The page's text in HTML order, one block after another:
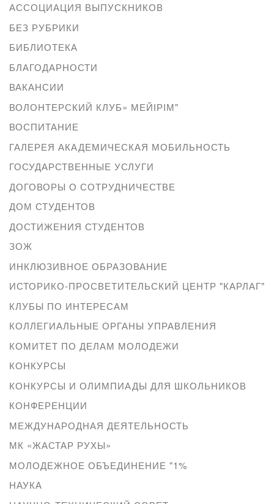
АССОЦИАЦИЯ ВЫПУСКНИКОВ
БЕЗ РУБРИКИ
БИБЛИОТЕКА
БЛАГОДАРНОСТИ
ВАКАНСИИ
ВОЛОНТЕРСКИЙ КЛУБ» МЕЙІРІМ"
ВОСПИТАНИЕ
ГАЛЕРЕЯ АКАДЕМИЧЕСКАЯ МОБИЛЬНОСТЬ
ГОСУДАРСТВЕННЫЕ УСЛУГИ
ДОГОВОРЫ О СОТРУДНИЧЕСТВЕ
ДОМ СТУДЕНТОВ
ДОСТИЖЕНИЯ СТУДЕНТОВ
ЗОЖ
ИНКЛЮЗИВНОЕ ОБРАЗОВАНИЕ
ИСТОРИКО-ПРОСВЕТИТЕЛЬСКИЙ ЦЕНТР "КАРЛАГ"
КЛУБЫ ПО ИНТЕРЕСАМ
КОЛЛЕГИАЛЬНЫЕ ОРГАНЫ УПРАВЛЕНИЯ
КОМИТЕТ ПО ДЕЛАМ МОЛОДЕЖИ
КОНКУРСЫ
КОНКУРСЫ И ОЛИМПИАДЫ ДЛЯ ШКОЛЬНИКОВ
КОНФЕРЕНЦИИ
МЕЖДУНАРОДНАЯ ДЕЯТЕЛЬНОСТЬ
МК «ЖАСТАР РУХЫ»
МОЛОДЕЖНОЕ ОБЪЕДИНЕНИЕ "1%
НАУКА